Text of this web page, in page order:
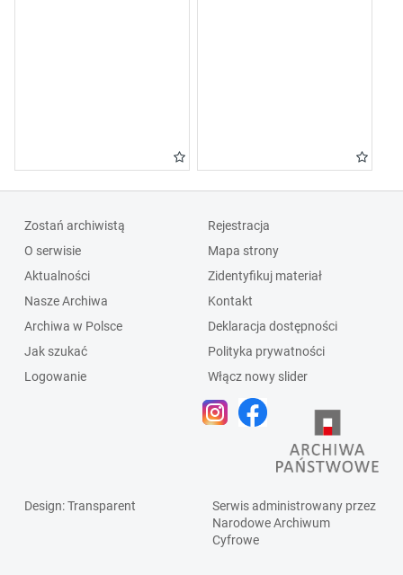
Zostań archiwistą
O serwisie
Aktualności
Nasze Archiwa
Archiwa w Polsce
Jak szukać
Logowanie
Rejestracja
Mapa strony
Zidentyfikuj materiał
Kontakt
Deklaracja dostępności
Polityka prywatności
Włącz nowy slider
Design: Transparent
Serwis administrowany przez
Narodowe Archiwum
Cyfrowe